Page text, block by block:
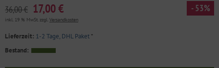
36,00 € 17,00 € - 53%
inkl. 19 % MwSt. zzgl. Versandkosten
Lieferzeit: 1-2 Tage, DHL Paket*
Bestand: